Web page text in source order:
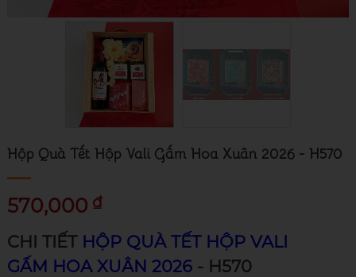
Hộp Quà Tết Hộp Vali Gấm Hoa Xuân 2026 - H570
570,000 ₫
CHI TIẾT HỘP QUÀ TẾT HỘP VALI
GẤM HOA XUÂN 2026 - H570